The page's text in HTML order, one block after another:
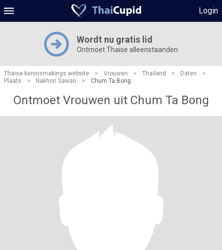
Login
Wordt nu gratis lid
Ontmoet Thaise alleenstaanden
Thaise kennismakings website > Vrouwen > Thailand > Daten
>
Plaats
> Nakhon Sawan > Chum Ta Bong
Ontmoet Vrouwen uit Chum Ta Bong